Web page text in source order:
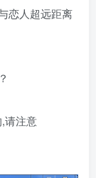
恋人超远距离
请注意